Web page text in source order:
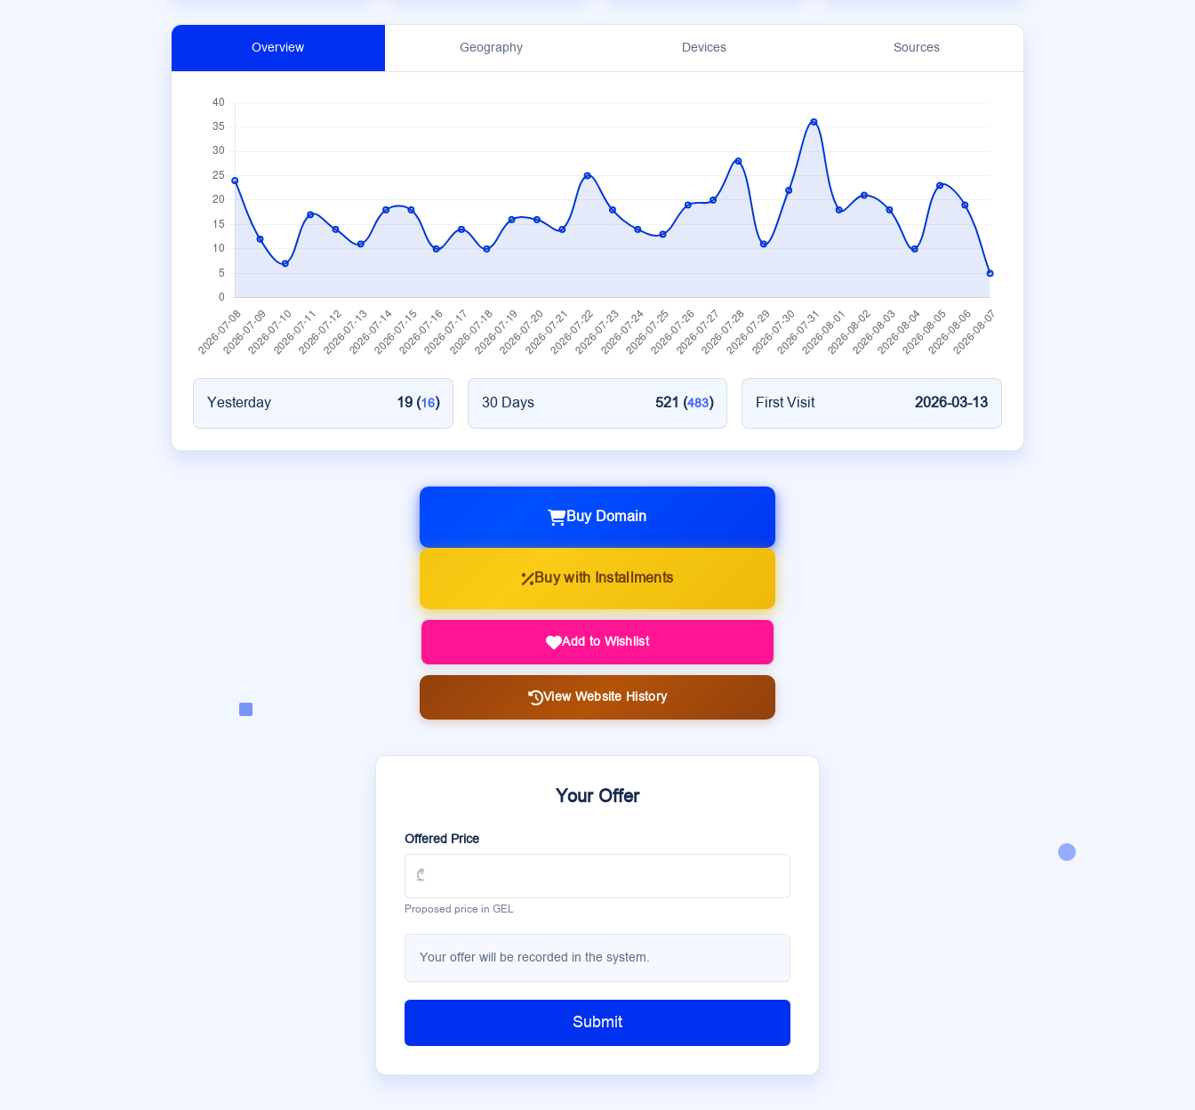
Overview Geography Devices Sources
Yesterday 19 (16) 30 Days 521 (483) First Visit 2026-03-13
Buy Domain
Buy with Installments
Add to Wishlist
View Website History
Your Offer
Offered Price
Proposed price in GEL
Your offer will be recorded in the system.
Submit